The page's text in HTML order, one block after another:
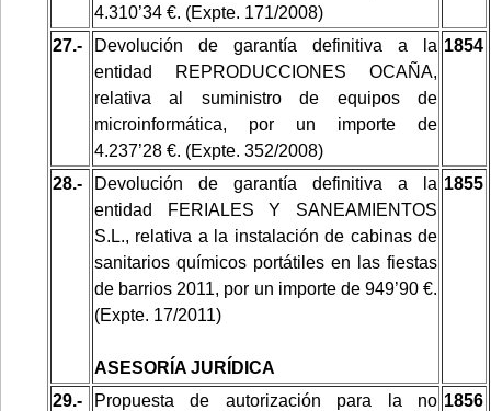
4.310’34 €. (Expte. 171/2008)
27.-
Devolución de garantía definitiva a la
entidad REPRODUCCIONES OCAÑA,
relativa al suministro de equipos de
microinformática, por un importe de
4.237’28 €. (Expte. 352/2008)
1854
28.-
Devolución de garantía definitiva a la
entidad FERIALES Y SANEAMIENTOS
S.L., relativa a la instalación de cabinas de
sanitarios químicos portátiles en las fiestas
de barrios 2011, por un importe de 949’90 €.
(Expte. 17/2011)
ASESORÍA JURÍDICA
1855
29.-
Propuesta de autorización para la no 1856